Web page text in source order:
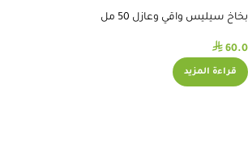
بخاخ سيليس واقي وعازل 50 مل
⃁ 60.0
قراءة المزيد